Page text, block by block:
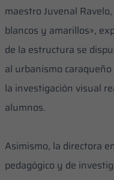
maestro Juvenal
blancos y amarillos»,
de la estructura se
al urbanismo
la investigación visual
alumnos.
​Asimismo, la directora
pedagógico y de